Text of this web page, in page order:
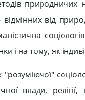
природничих
від
і на тому, як
влади,